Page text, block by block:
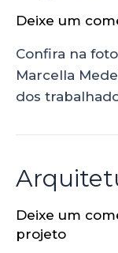
Deixe um
Confira na
Marcella
dos
Deixe um
projeto